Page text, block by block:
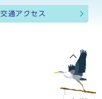
交通アクセス